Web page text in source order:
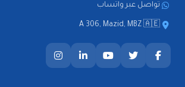
تواصل عبر واتساب
A 306, Mazid, MBZ 🇦🇪